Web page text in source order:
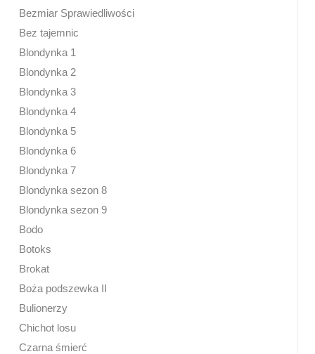
Bezmiar Sprawiedliwości
Bez tajemnic
Blondynka 1
Blondynka 2
Blondynka 3
Blondynka 4
Blondynka 5
Blondynka 6
Blondynka 7
Blondynka sezon 8
Blondynka sezon 9
Bodo
Botoks
Brokat
Boża podszewka II
Bulionerzy
Chichot losu
Czarna śmierć